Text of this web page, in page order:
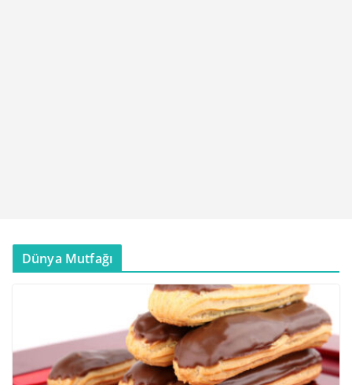
Dünya Mutfağı